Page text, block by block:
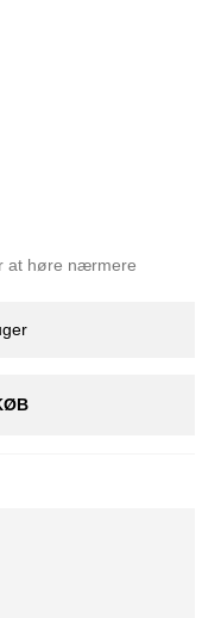
at høre nærmere